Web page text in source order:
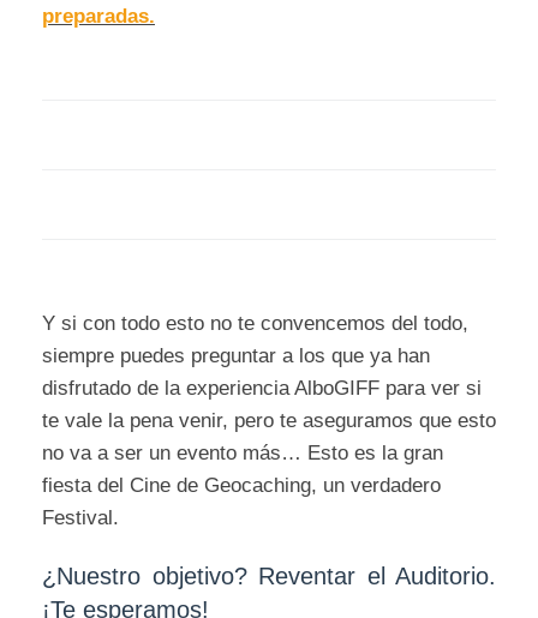
preparadas.
Y si con todo esto no te convencemos del todo,
siempre puedes preguntar a los que ya han
disfrutado de la experiencia AlboGIFF para ver si
te vale la pena venir, pero te aseguramos que esto
no va a ser un evento más… Esto es la gran
fiesta del Cine de Geocaching, un verdadero
Festival.
¿Nuestro objetivo? Reventar el Auditorio.
¡Te esperamos!